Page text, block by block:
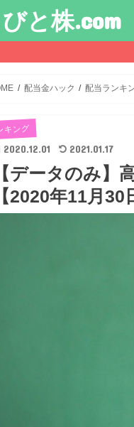
と株.com
配当金ハック 配当ランキ
キング
2020.12.01 2021.01.17
【データのみ】
【2020年11月30